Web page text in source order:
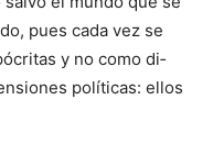
pues cada vez se
y no como di­
políticas: ellos